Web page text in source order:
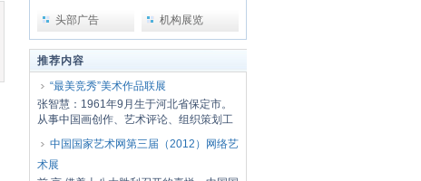
头部广告 机构展览
推荐内容
“最美竞秀”美术作品联展
张智慧：1961年9月生于河北省保定市。
从事中国画创作、艺术评论、组织策划工
中国国家艺术网第三届（2012）网络艺
术展